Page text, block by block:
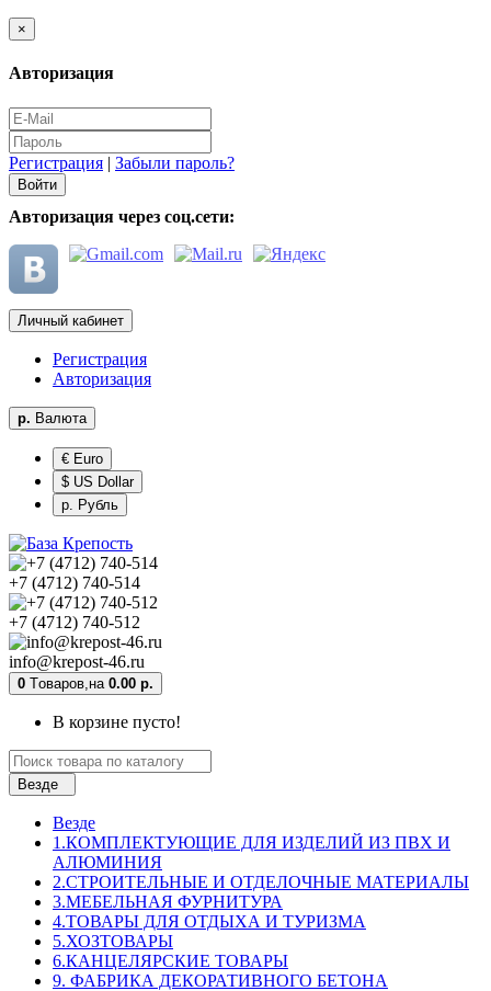
×
Авторизация
Регистрация | Забыли пароль?
Авторизация через соц.сети:
Личный кабинет
Регистрация
Авторизация
р. Валюта
€ Euro
$ US Dollar
р. Рубль
+7 (4712) 740-514
+7 (4712) 740-512
info@krepost-46.ru
0 Tоваров, на 0.00 р.
В корзине пусто!
Везде
Везде
1.КОМПЛЕКТУЮЩИЕ ДЛЯ ИЗДЕЛИЙ ИЗ ПВХ И
АЛЮМИНИЯ
2.СТРОИТЕЛЬНЫЕ И ОТДЕЛОЧНЫЕ МАТЕРИАЛЫ
3.МЕБЕЛЬНАЯ ФУРНИТУРА
4.ТОВАРЫ ДЛЯ ОТДЫХА И ТУРИЗМА
5.ХОЗТОВАРЫ
6.КАНЦЕЛЯРСКИЕ ТОВАРЫ
9. ФАБРИКА ДЕКОРАТИВНОГО БЕТОНА